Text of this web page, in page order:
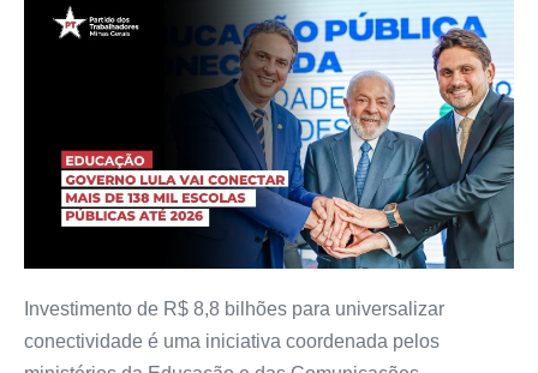
Investimento de R$ 8,8 bilhões para universalizar
conectividade é uma iniciativa coordenada pelos